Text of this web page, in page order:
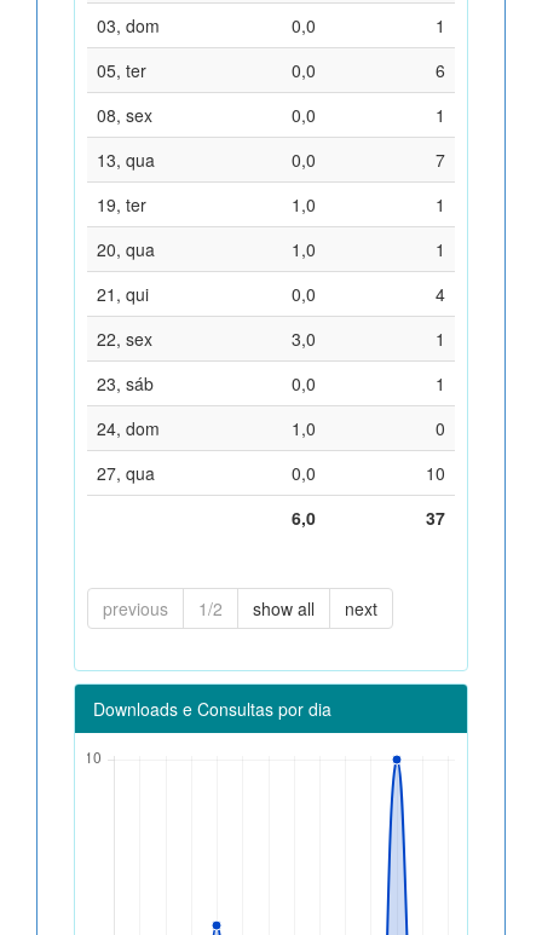
03, dom
0,0
1
05, ter
0,0
6
08, sex
0,0
1
13, qua
0,0
7
19, ter
1,0
1
20, qua
1,0
1
21, qui
0,0
4
22, sex
3,0
1
23, sáb
0,0
1
24, dom
1,0
0
27, qua
0,0
10
6,0
37
previous 1/2 show all next
Downloads e Consultas por dia